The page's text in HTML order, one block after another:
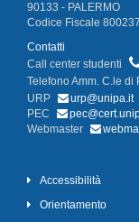
90133 - PALERMO
Codice Fiscale
Contatti
Call center studenti
Telefono Amm. C.le di
URP
urp@unipa.it
PEC
Webmaster
Accessibilità
Orientamento